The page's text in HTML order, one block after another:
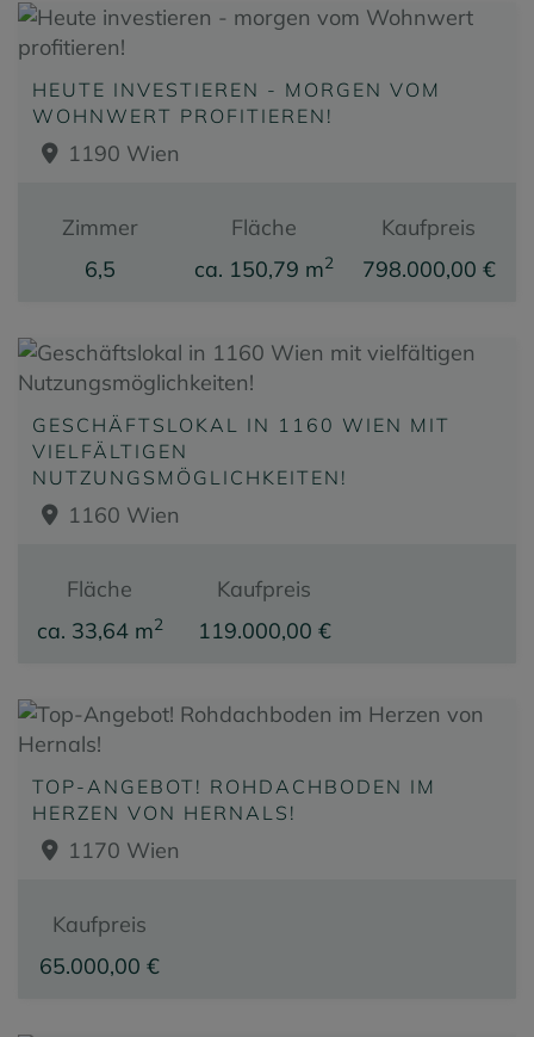
HEUTE INVESTIEREN - MORGEN VOM
WOHNWERT PROFITIEREN!
1190 Wien
Zimmer
6,5
Fläche
ca. 150,79 m2
Kaufpreis
798.000,00 €
GESCHÄFTSLOKAL IN 1160 WIEN MIT
VIELFÄLTIGEN
NUTZUNGSMÖGLICHKEITEN!
1160 Wien
Fläche
ca. 33,64 m2
Kaufpreis
119.000,00 €
TOP-ANGEBOT! ROHDACHBODEN IM
HERZEN VON HERNALS!
1170 Wien
Kaufpreis
65.000,00 €